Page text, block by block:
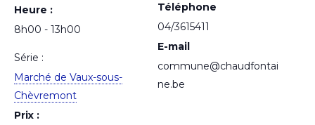
Heure :
8h00 - 13h00
Série :
Marché de Vaux-sous-
Chèvremont
Prix :
Téléphone
04/3615411
E-mail
commune@chaudfontai
ne.be